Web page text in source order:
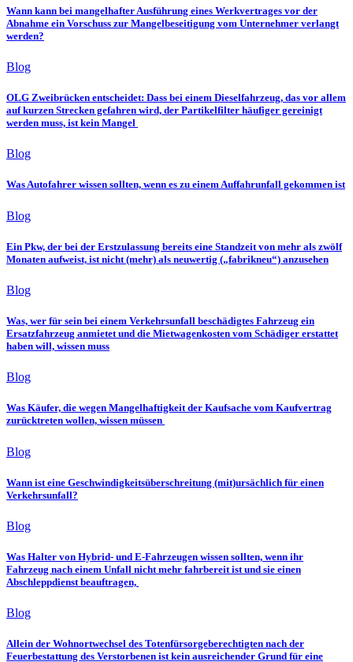
Wann kann bei mangelhafter Ausführung eines Werkvertrages vor der
Abnahme ein Vorschuss zur Mangelbeseitigung vom Unternehmer verlangt
werden?
Blog
OLG Zweibrücken entscheidet: Dass bei einem Dieselfahrzeug, das vor allem
auf kurzen Strecken gefahren wird, der Partikelfilter häufiger gereinigt
werden muss, ist kein Mangel
Blog
Was Autofahrer wissen sollten, wenn es zu einem Auffahrunfall gekommen ist
Blog
Ein Pkw, der bei der Erstzulassung bereits eine Standzeit von mehr als zwölf
Monaten aufweist, ist nicht (mehr) als neuwertig („fabrikneu“) anzusehen
Blog
Was, wer für sein bei einem Verkehrsunfall beschädigtes Fahrzeug ein
Ersatzfahrzeug anmietet und die Mietwagenkosten vom Schädiger erstattet
haben will, wissen muss
Blog
Was Käufer, die wegen Mangelhaftigkeit der Kaufsache vom Kaufvertrag
zurücktreten wollen, wissen müssen
Blog
Wann ist eine Geschwindigkeitsüberschreitung (mit)ursächlich für einen
Verkehrsunfall?
Blog
Was Halter von Hybrid- und E-Fahrzeugen wissen sollten, wenn ihr
Fahrzeug nach einem Unfall nicht mehr fahrbereit ist und sie einen
Abschleppdienst beauftragen,
Blog
Allein der Wohnortwechsel des Totenfürsorgeberechtigten nach der
Feuerbestattung des Verstorbenen ist kein ausreichender Grund für eine